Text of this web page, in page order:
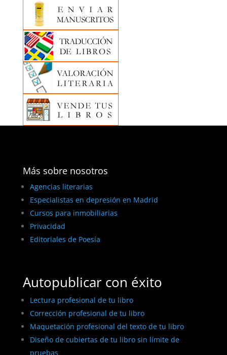
Más sobre nosotros
Agencias literarias
Especialistas en depresión en Madrid
Cursos para inmobiliarias
Privacidad
Editoriales de Poesía
Autopublicar con éxito
Lectura profesional de tu libro
Corrección profesional de tu libro
Maquetación profesional del texto de tu libro
Diseño de cubiertas de tu libro sin límite de
pruebas